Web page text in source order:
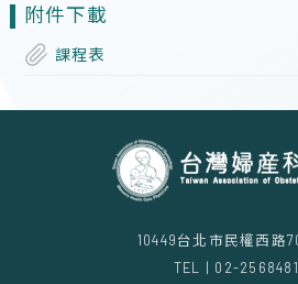
附件下載
課程表
10449台北市民權西路
TEL | 02-